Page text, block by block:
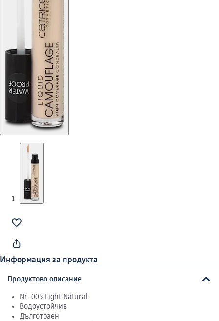
Информация за продукта
Продуктово описание
Nr. 005 Light Natural
Водоустойчив
Дълготраен